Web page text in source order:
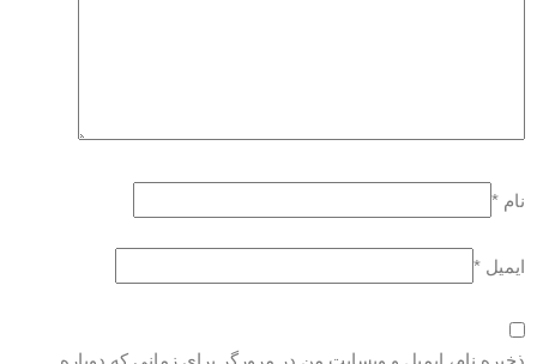
نام *
ایمیل *
ذخیره نام، ایمیل و وبسایت من در مرورگر برای زمانی که دوباره